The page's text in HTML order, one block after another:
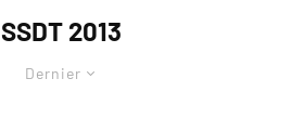
SSDT 2013
Dernier